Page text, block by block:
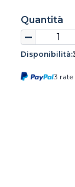
Quantità
Disponibilità:
3 rate